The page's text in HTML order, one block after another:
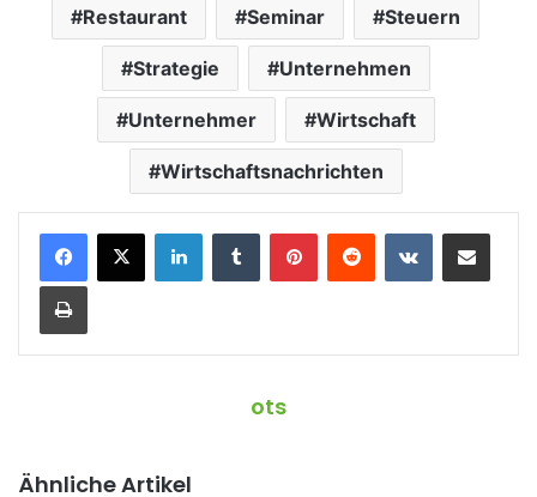
Restaurant Seminar Steuern
Strategie Unternehmen
Unternehmer Wirtschaft
Wirtschaftsnachrichten
ots
Ähnliche Artikel